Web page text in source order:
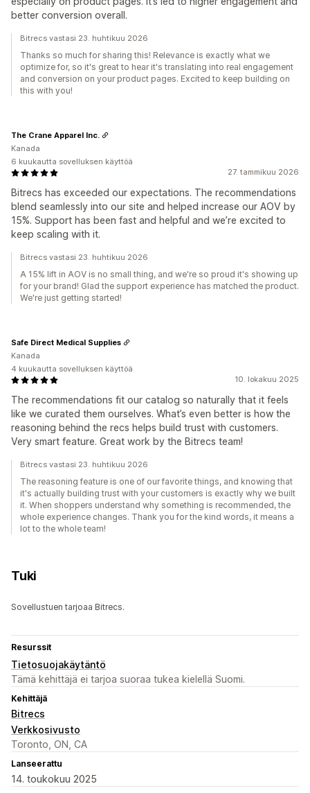
better conversion overall.
Bitrecs vastasi 23. huhtikuu 2026
Thanks so much for sharing this! Relevance is exactly what we
optimize for, so it's great to hear it's translating into real engagement
and conversion on your product pages. Excited to keep building on
this with you!
27. tammikuu 2026
Bitrecs has exceeded our expectations. The recommendations
blend seamlessly into our site and helped increase our AOV by
15%. Support has been fast and helpful and we’re excited to
keep scaling with it.
The Crane Apparel Inc.
Kanada
6 kuukautta sovelluksen käyttöä
Bitrecs vastasi 23. huhtikuu 2026
A 15% lift in AOV is no small thing, and we're so proud it's showing up
for your brand! Glad the support experience has matched the product.
We're just getting started!
10. lokakuu 2025
The recommendations fit our catalog so naturally that it feels
like we curated them ourselves. What’s even better is how the
reasoning behind the recs helps build trust with customers.
Very smart feature. Great work by the Bitrecs team!
Safe Direct Medical Supplies
Kanada
4 kuukautta sovelluksen käyttöä
Bitrecs vastasi 23. huhtikuu 2026
The reasoning feature is one of our favorite things, and knowing that
it's actually building trust with your customers is exactly why we built
it. When shoppers understand why something is recommended, the
whole experience changes. Thank you for the kind words, it means a
lot to the whole team!
Tuki
Sovellustuen tarjoaa Bitrecs.
Resurssit
Tietosuojakäytäntö
Tämä kehittäjä ei tarjoa suoraa tukea kielellä Suomi.
Kehittäjä
Bitrecs
Verkkosivusto
Toronto, ON, CA
Lanseerattu
14. toukokuu 2025